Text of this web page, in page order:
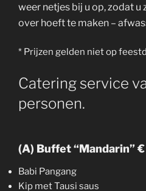
weer netjes bij u op, zodat u
over hoeft te maken –
* Prijzen gelden niet op
Catering service
personen.
(A) Buffet “Mandarin”
Babi Pangang
Kip met Tausi saus